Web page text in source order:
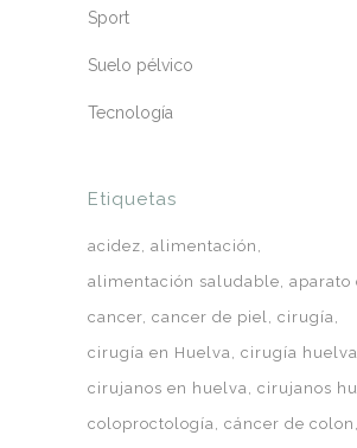
Sport
Suelo pélvico
Tecnología
Etiquetas
acidez alimentación
alimentación saludable aparato
cancer cancer de piel
cirugía
cirugía en Huelva
cirugía huelva
cirujanos en huelva
cirujanos
coloproctología
cáncer de colon